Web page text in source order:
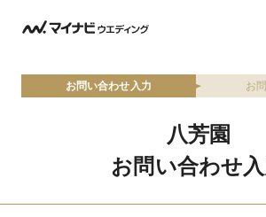
お問い合わせ入力 お
八芳園
お問い合わせ